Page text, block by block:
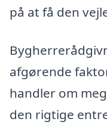
på at få den
afgørende
handler om
den rigtige